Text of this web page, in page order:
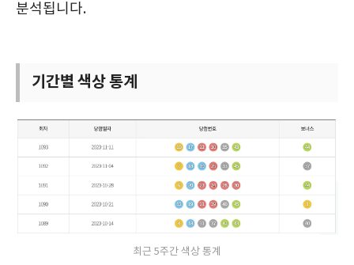
분석됩니다.
기간별 색상 통계
최근 5주간 색상 통계